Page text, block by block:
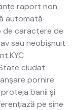
raport non
automată
de caractere de
sau neobișnuit
ciudat
pornire
banii și
pe sine